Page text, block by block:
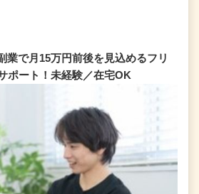
業で月15万円前後を見込めるフリ
ポート！未経験／在宅OK